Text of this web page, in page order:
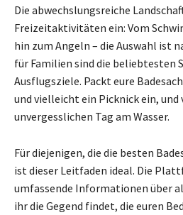
Die abwechslungsreiche
Freizeitaktivitäten ein: Vom
hin zum Angeln – die Auswahl ist
für Familien sind die beliebtesten
Ausflugsziele. Packt eure
und vielleicht ein Picknick ein,
unvergesslichen Tag am Wasser.
Für diejenigen, die die besten
ist dieser Leitfaden ideal. Die
umfassende Informationen über
ihr die Gegend findet, die euren